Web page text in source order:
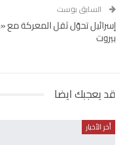
السابق بوست
إسرائيل تحوّل ثقل المعركة مع
بيروت
قد يعجبك ايضا
أخر الأخبار